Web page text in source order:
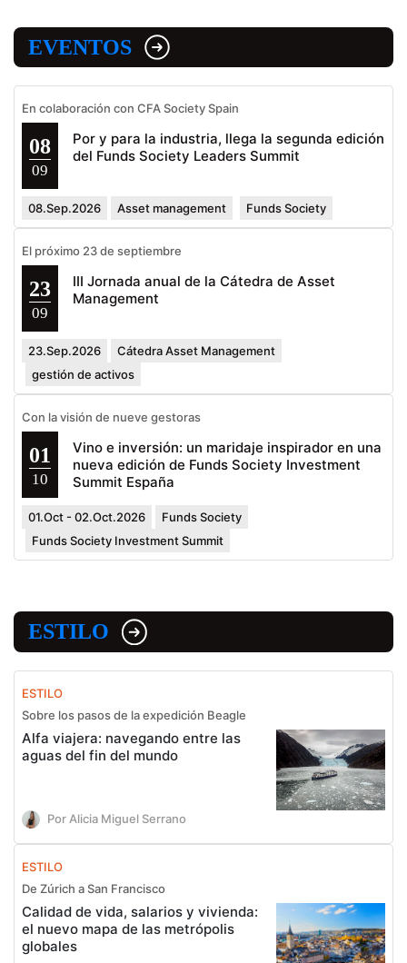
EVENTOS
En colaboración con CFA Society Spain
08
09
Por y para la industria, llega la segunda edición
del Funds Society Leaders Summit
08.Sep.2026 Asset management Funds Society
El próximo 23 de septiembre
23
09
III Jornada anual de la Cátedra de Asset
Management
23.Sep.2026
Cátedra Asset Management
gestión de activos
Con la visión de nueve gestoras
01
10
Vino e inversión: un maridaje inspirador en una
nueva edición de Funds Society Investment
Summit España
01.Oct - 02.Oct.2026
Funds Society
Funds Society Investment Summit
ESTILO
ESTILO
Sobre los pasos de la expedición Beagle
Alfa viajera: navegando entre las
aguas del fin del mundo
Por Alicia Miguel Serrano
ESTILO
De Zúrich a San Francisco
Calidad de vida, salarios y vivienda:
el nuevo mapa de las metrópolis
globales